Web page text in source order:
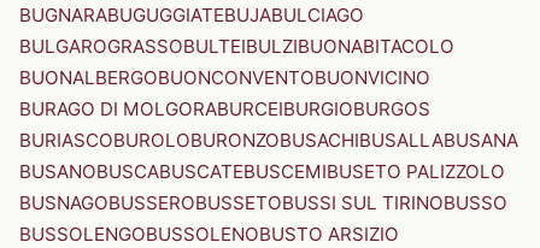
BUGNARABUGUGGIATEBUJABULCIAGO
BULGAROGRASSOBULTEIBULZIBUONABITACOLO
BUONALBERGOBUONCONVENTOBUONVICINO
BURAGO DI MOLGORABURCEIBURGIOBURGOS
BURIASCOBUROLOBURONZOBUSACHIBUSALLABUSANA
BUSANOBUSCABUSCATEBUSCEMIBUSETO PALIZZOLO
BUSNAGOBUSSEROBUSSETOBUSSI SUL TIRINOBUSSO
BUSSOLENGOBUSSOLENOBUSTO ARSIZIO